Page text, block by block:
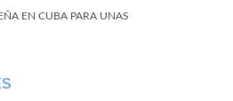
EN CUBA PARA UNAS